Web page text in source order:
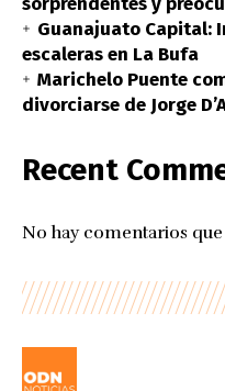
Guanajuato Capital:
escaleras en La Bufa
Marichelo Puente
divorciarse de Jorge
Recent
No hay comentarios